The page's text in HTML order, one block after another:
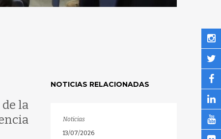
la
NOTICIAS RELACIONADAS
Noticias
13/07/2026